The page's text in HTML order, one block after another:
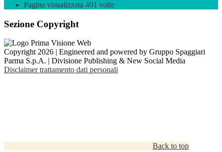
Pagina visualizzata 401 volte
Sezione Copyright
Copyright 2026 | Engineered and powered by Gruppo Spaggiari
Parma S.p.A. | Divisione Publishing & New Social Media
Disclaimer trattamento dati personali
Back to top